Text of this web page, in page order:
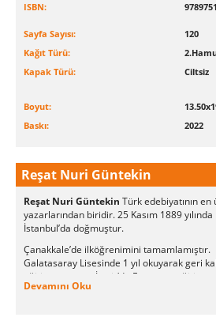
ISBN:
Sayfa Sayısı:
120
Kağıt Türü:
Kapak Türü:
Ciltsiz
Boyut:
Baskı:
2022
Reşat Nuri Güntekin
Reşat Nuri Güntekin Türk edebiyatının en
yazarlarından biridir. 25 Kasım 1889 yılında
İstanbul’da doğmuştur.
Çanakkale’de ilköğrenimini tamamlamıştır.
Galatasaray Lisesinde 1 yıl okuyarak geri
eğitim yaşamını İzmir’de Fransızca eğitim
bir okulda tamamlamıştır. Edebiyat
Devamını Oku